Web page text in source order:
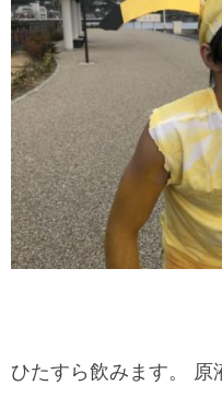
ひたすら飲みます。 原